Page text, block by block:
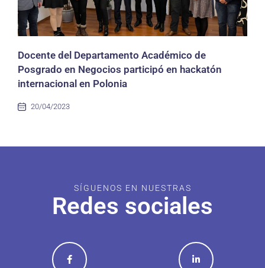
Docente del Departamento Académico de
Posgrado en Negocios participó en hackatón
internacional en Polonia
20/04/2023
SÍGUENOS EN NUESTRAS
Redes sociales